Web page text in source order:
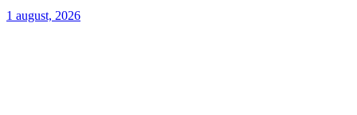
1 august, 2026